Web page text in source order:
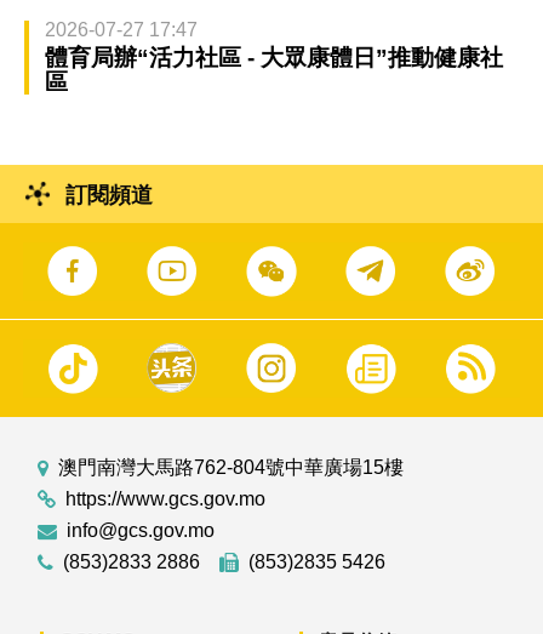
2026-07-27 17:47
體育局辦“活力社區 - 大眾康體日”推動健康社
區
訂閱頻道
澳門南灣大馬路762-804號中華廣場15樓
https://www.gcs.gov.mo
info@gcs.gov.mo
(853)2833 2886
(853)2835 5426